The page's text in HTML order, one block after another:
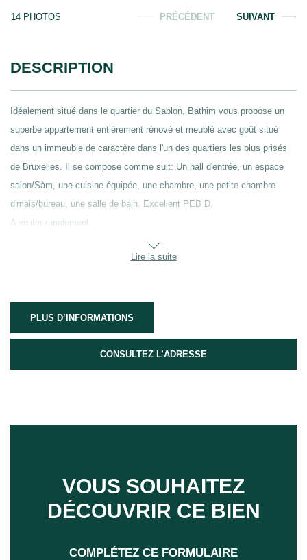
14 PHOTOS PRÉCÉDENT SUIVANT
DESCRIPTION
Idéalement situé dans le quartier du Sablon, Bathim vous propose un
superbe appartement entièrement rénové et meublé avec goût situé
dans un immeuble de caractère dans l'un des quartiers les plus prisés
de Bruxelles. Il se compose comme suit: Un hall d'entrée, un espace
salon/Sàm, une cuisine équipée, une chambre, une petite chambre
d'mais/bureau, une salle de bain. Excellent PEB D.
A visiter rapidement.
Lire la suite
PLUS D’INFORMATIONS
CONSULTEZ L’ADRESSE
VOUS SOUHAITEZ
DÉCOUVRIR CE BIEN
COMPLÉTEZ CE FORMULAIRE